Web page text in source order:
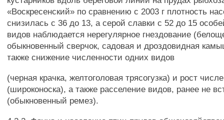
«Воскресенский» по сравнению с 2003 г плотность
снизилась с 36 до 13, а серой славки с 52 до 15
видов наблюдается нерегулярное гнездование
обыкновенный сверчок, садовая и дроздовидная
также снижение численности одних видов
(черная крачка, желтоголовая трясогузка) и рост
(широконоска), а также расселение видов, ранее не
(обыкновенный ремез).